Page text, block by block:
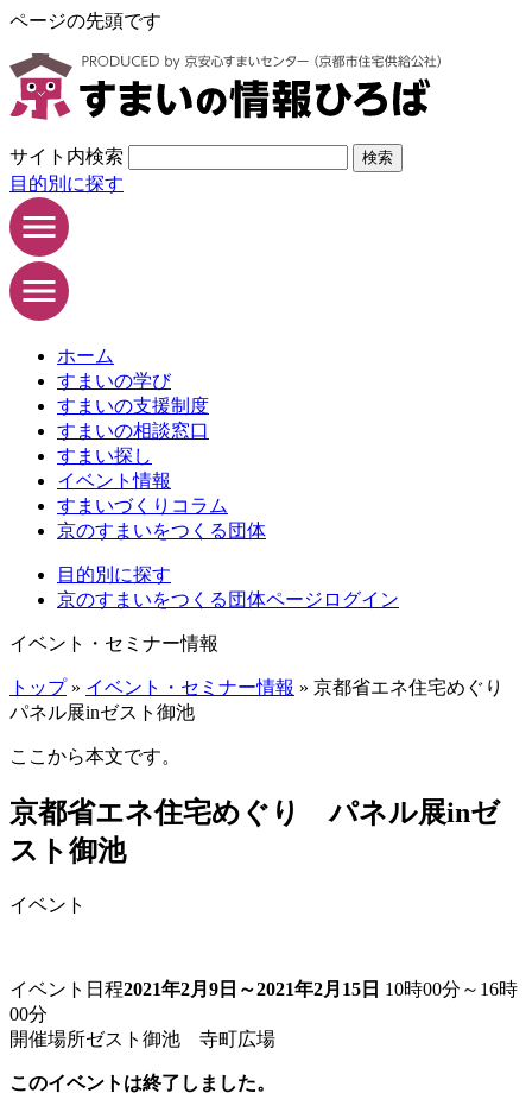
ページの先頭です
サイト内検索 検索
目的別に探す
ホーム
すまいの学び
すまいの支援制度
すまいの相談窓口
すまい探し
イベント情報
すまいづくりコラム
京のすまいをつくる団体
目的別に探す
京のすまいをつくる団体ページログイン
イベント・セミナー情報
トップ» イベント・セミナー情報 » 京都省エネ住宅めぐり
パネル展inゼスト御池
ここから本文です。
京都省エネ住宅めぐり パネル展inゼ
スト御池
イベント
イベント日程2021年2月9日～2021年2月15日 10時00分～16時
00分
開催場所ゼスト御池 寺町広場
このイベントは終了しました。